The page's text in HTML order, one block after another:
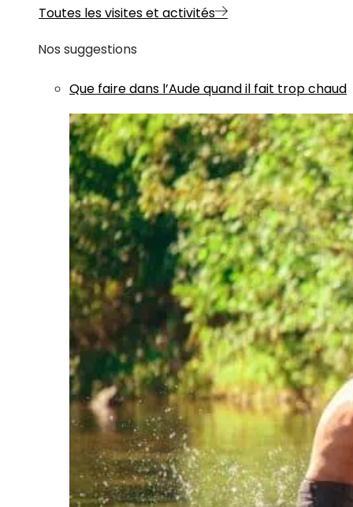
Toutes les visites et activités
Nos suggestions
Que faire dans l’Aude quand il fait trop chaud